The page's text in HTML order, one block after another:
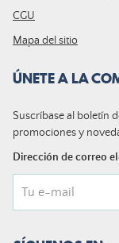
CGU
Mapa del sitio
ÚNETE A LA
Suscríbase al boletín
promociones y
Dirección de correo